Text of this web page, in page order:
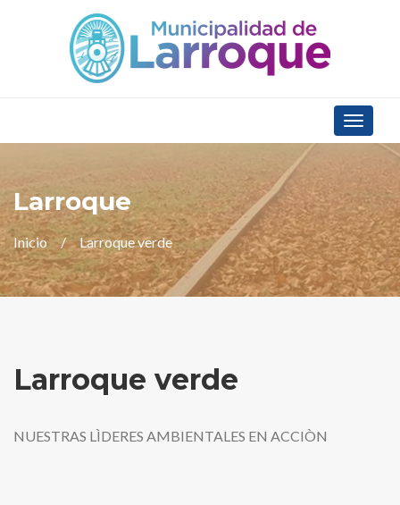
Toggle
Larroque
Inicio Larroque verde
Larroque verde
NUESTRAS LÌDERES AMBIENTALES EN ACCIÒN